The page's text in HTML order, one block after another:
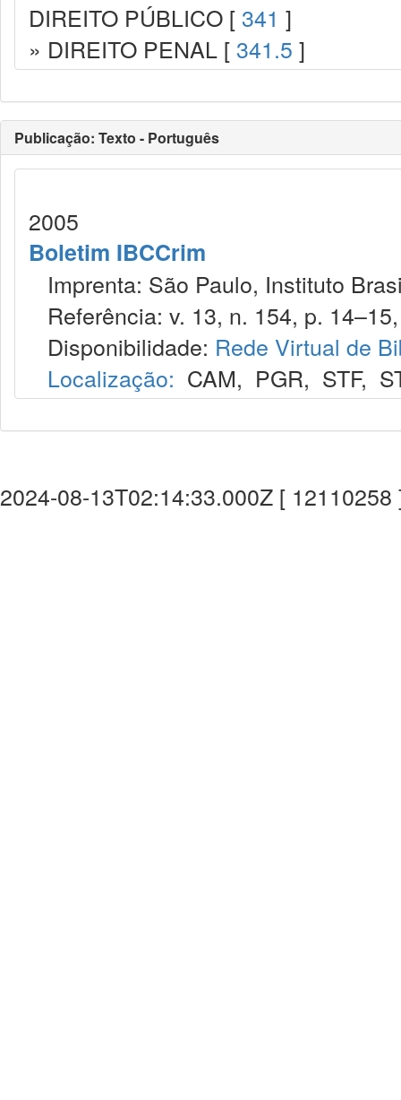
DIREITO PÚBLICO [ 341 ]
» DIREITO PENAL [ 341.5 ]
Publicação: Texto - Português
2005
Boletim IBCCrim
Imprenta: São Paulo, Instituto
Referência: v. 13, n. 154, p.
Disponibilidade: Rede Virtual de
Localização: CAM, PGR, STF,
2024-08-13T02:14:33.000Z [ 12110258